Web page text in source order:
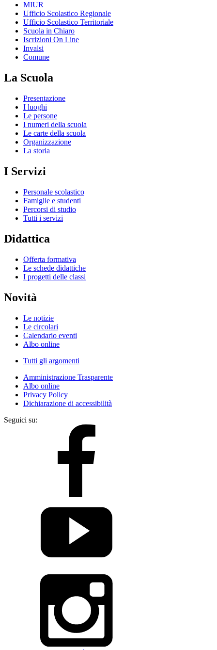
MIUR
Ufficio Scolastico Regionale
Ufficio Scolastico Territoriale
Scuola in Chiaro
Iscrizioni On Line
Invalsi
Comune
La Scuola
Presentazione
I luoghi
Le persone
I numeri della scuola
Le carte della scuola
Organizzazione
La storia
I Servizi
Personale scolastico
Famiglie e studenti
Percorsi di studio
Tutti i servizi
Didattica
Offerta formativa
Le schede didattiche
I progetti delle classi
Novità
Le notizie
Le circolari
Calendario eventi
Albo online
Tutti gli argomenti
Amministrazione Trasparente
Albo online
Privacy Policy
Dichiarazione di accessibilità
Seguici su: